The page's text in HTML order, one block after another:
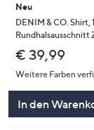
Neu
DENIM & CO. Shirt,
Rundhalsausschnitt
€ 39,99
Weitere Farben
In den